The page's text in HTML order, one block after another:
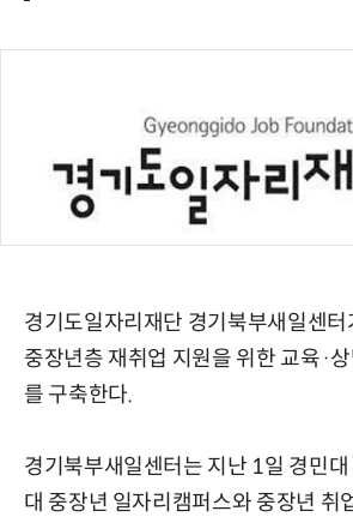
경기도일자리재단 경기북부새일센
중장년층 재취업 지원을 위한 교육·
를 구축한다.
경기북부새일센터는 지난 1일 경민
대 중장년 일자리캠퍼스와 중장년 취